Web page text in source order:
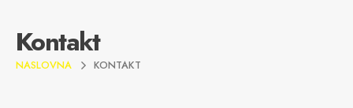
Kontakt
NASLOVNA KONTAKT